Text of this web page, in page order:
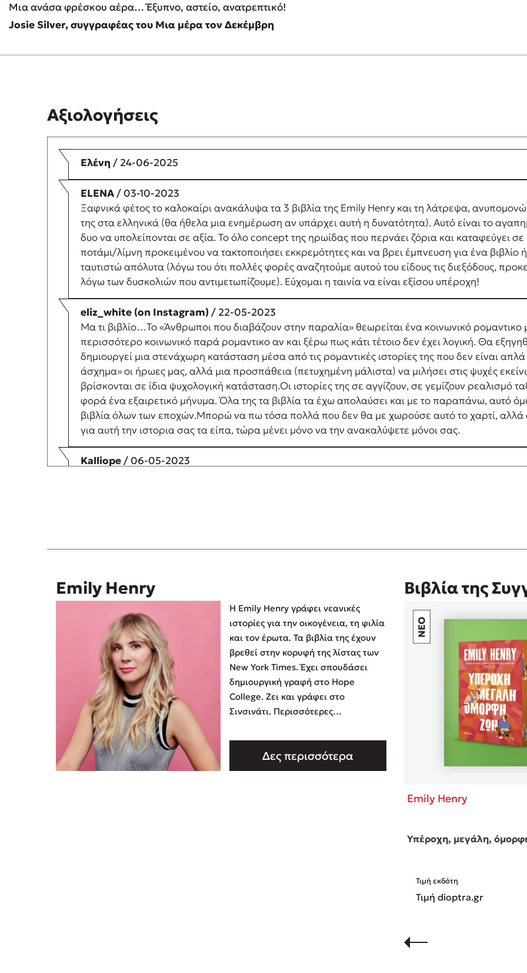
Μια ανάσα φρέσκου αέρα… Έξυπνο, αστείο, ανατρεπτικό!
Josie Silver, συγγραφέας του Μια μέρα τον Δεκέμβρη
Αξιολογήσεις
Ελένη / 24-06-2025
ELENA/ 03-10-2023
Ξαφνικά φέτος το καλοκαίρι ανακάλυψα τα 3 βιβλία της Emily Henry και τη λάτρεψα,
της στα ελληνικά (θα ήθελα μια ενημέρωση αν υπάρχει αυτή η δυνατότητα). Αυτό είναι το
δυο να υπολείπονται σε αξία. Το όλο concept της ηρωίδας που περνάει ζόρια και καταφεύγει
ποτάμι/λίμνη προκειμένου να τακτοποιήσει εκκρεμότητες και να βρει έμπνευση για ένα βιβλίο
ταυτιστώ απόλυτα (λόγω του ότι πολλές φορές αναζητούμε αυτού του είδους τις διεξόδους,
λόγω των δυσκολιών που αντιμετωπίζουμε). Εύχομαι η ταινία να είναι εξίσου υπέροχη!
eliz_white (on Instagram) / 22-05-2023
Μα τι βιβλίο…Το «Άνθρωποι που διαβάζουν στην παραλία» θεωρείται ένα κοινωνικό ρομαντικο
περισσότερο κοινωνικό παρά ρομαντικο αν και ξέρω πως κάτι τέτοιο δεν έχει λογική. Θα
δημιουργεί μια στενάχωρη κατάσταση μέσα από τις ρομαντικές ιστορίες της που δεν είναι
άσχημα» οι ήρωες μας, αλλά μια προσπάθεια (πετυχημένη μάλιστα) να μιλήσει στις ψυχές
βρίσκονται σε ίδια ψυχολογική κατάσταση.Οι ιστορίες της σε αγγίζουν, σε γεμίζουν ρεαλισμό
φορά ένα εξαιρετικό μήνυμα. Όλα της τα βιβλία τα έχω απολαύσει και με το παραπάνω, αυτό
βιβλία όλων των εποχών.Μπορώ να πω τόσα πολλά που δεν θα με χωρούσε αυτό το χαρτί,
για αυτή την ιστορια σας τα είπα, τώρα μένει μόνο να την ανακαλύψετε μόνοι σας.
Kalliope/ 06-05-2023
Emily Henry
Η Emily Henry γράφει νεανικές
ιστορίες για την οικογένεια, τη φιλία
και τον έρωτα. Τα βιβλία της έχουν
βρεθεί στην κορυφή της λίστας των
New York Times. Έχει σπουδάσει
δημιουργική γραφή στο Hope
College. Ζει και γράφει στο
Σινσινάτι. Περισσότερες
μπορείτε να βρείτε στην επίσημη
ιστοσελίδα της:
www.emilyhenrybooks.com/
Δες περισσότερα
Βιβλία της
Emily Henry
Υπέροχη, μεγάλη,
Τιμή εκδότη
Τιμή dioptra.gr